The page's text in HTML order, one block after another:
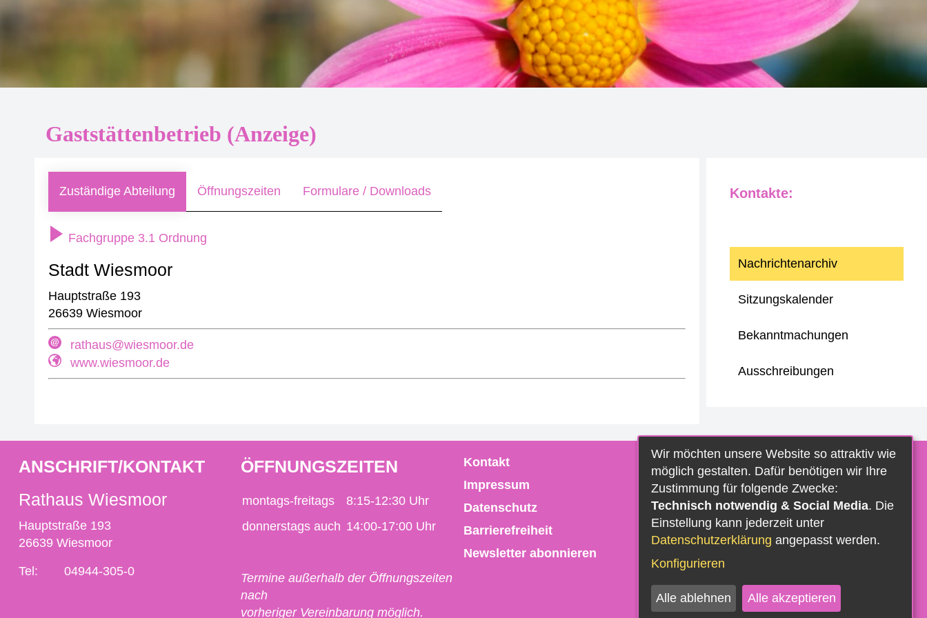
Gaststättenbetrieb (Anzeige)
Zuständige Abteilung Öffnungszeiten Formulare / Downloads
Fachgruppe 3.1 Ordnung
Stadt Wiesmoor
Hauptstraße 193
26639 Wiesmoor
rathaus@wiesmoor.de
www.wiesmoor.de
Nachrichtenarchiv
Sitzungskalender
Bekanntmachungen
Ausschreibungen
Kontakte:
ANSCHRIFT/KONTAKT
Rathaus Wiesmoor
Hauptstraße 193
26639 Wiesmoor
Tel: 04944-305-0
ÖFFNUNGSZEITEN
montags-freitags
8:15-12:30 Uhr
donnerstags auch 14:00-17:00 Uhr
Termine außerhalb der Öffnungszeiten
nach
vorheriger Vereinbarung möglich.
Kontakt
Impressum
Datenschutz
Barrierefreiheit
Newsletter abonnieren
Wir möchten unsere Website so attraktiv wie
möglich gestalten. Dafür benötigen wir Ihre
Zustimmung für folgende Zwecke:
Technisch notwendig & Social Media. Die
Einstellung kann jederzeit unter
Datenschutzerklärung angepasst werden.
Konfigurieren
Alle ablehnen Alle akzeptieren